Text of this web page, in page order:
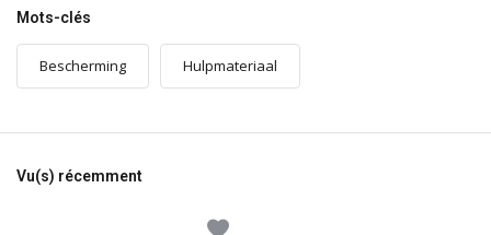
Mots-clés
Bescherming Hulpmateriaal
Vu(s) récemment